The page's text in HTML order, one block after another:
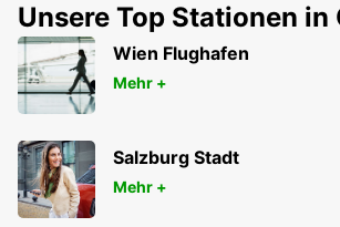
Unsere Top Stationen in
Wien Flughafen
Mehr +
Salzburg Stadt
Mehr +